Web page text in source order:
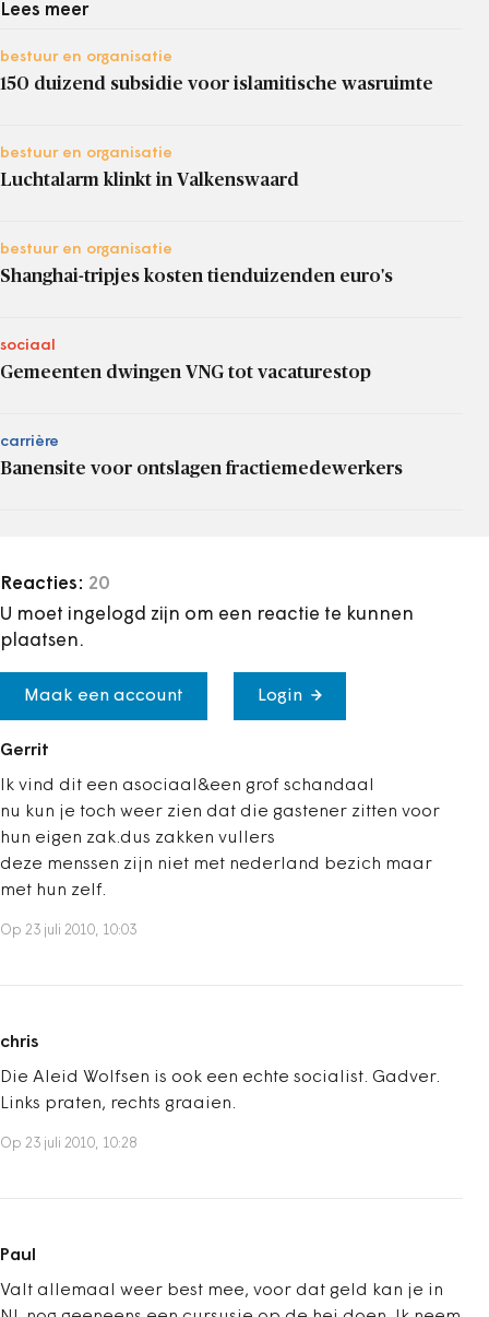
Lees meer
bestuur en organisatie
150 duizend subsidie voor islamitische wasruimte
bestuur en organisatie
Luchtalarm klinkt in Valkenswaard
bestuur en organisatie
Shanghai-tripjes kosten tienduizenden euro's
sociaal
Gemeenten dwingen VNG tot vacaturestop
carrière
Banensite voor ontslagen fractiemedewerkers
Reacties: 20
U moet ingelogd zijn om een reactie te kunnen
plaatsen.
Maak een account Login
Gerrit
Ik vind dit een asociaal&een grof schandaal
nu kun je toch weer zien dat die gastener zitten voor
hun eigen zak.dus zakken vullers
deze menssen zijn niet met nederland bezich maar
met hun zelf.
Op 23 juli 2010, 10:03
chris
Die Aleid Wolfsen is ook een echte socialist. Gadver.
Links praten, rechts graaien.
Op 23 juli 2010, 10:28
Paul
Valt allemaal weer best mee, voor dat geld kan je in